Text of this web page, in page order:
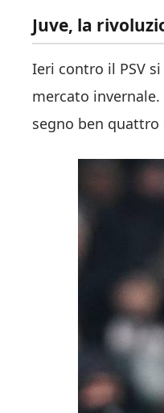
Juve, la
Ieri contro il PSV
mercato
segno ben quattro